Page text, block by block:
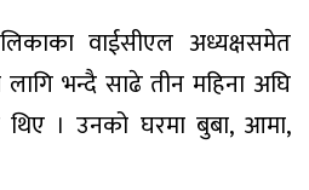
वाईसीएल अध्यक्षसमेत
भन्दै साढे तीन महिना अघि
। उनको घरमा बुबा, आमा,